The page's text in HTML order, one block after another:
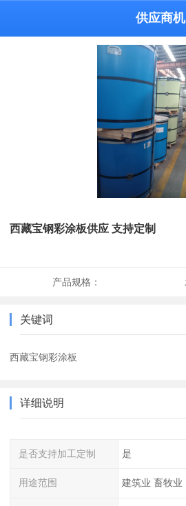
供应商机
西藏宝钢彩涂板供应 支持定制
产品规格：
关键词
西藏宝钢彩涂板
详细说明
是否支持加工定制 是
用途范围 建筑业 畜牧业